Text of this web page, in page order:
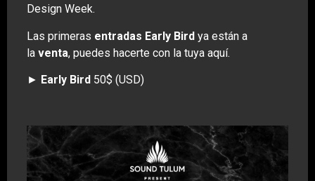
Design Week.
Las primeras entradas Early Bird ya están a
la venta, puedes hacerte con la tuya aquí.
► Early Bird 50$ (USD)